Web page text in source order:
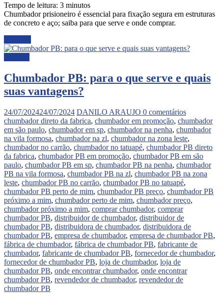
Tempo de leitura: 3 minutos
Chumbador prisioneiro é essencial para fixação segura em estruturas
de concreto e aço; saiba para que serve e onde comprar.
Chumbador PB: para o que serve e quais
suas vantagens?
24/07/202424/07/2024 DANILO ARAUJO 0 comentários
chumbador direto da fabrica, chumbador em promoção, chumbador
em são paulo, chumbador em sp, chumbador na penha, chumbador
na vila formosa, chumbador na zl, chumbador na zona leste,
chumbador no carrão, chumbador no tatuapé, chumbador PB direto
da fabrica, chumbador PB em promoção, chumbador PB em são
paulo, chumbador PB em sp, chumbador PB na penha, chumbador
PB na vila formosa, chumbador PB na zl, chumbador PB na zona
leste, chumbador PB no carrão, chumbador PB no tatuapé,
chumbador PB perto de mim, chumbador PB preço, chumbador PB
próximo a mim, chumbador perto de mim, chumbador preço,
chumbador próximo a mim, comprar chumbador, comprar
chumbador PB, distribuidor de chumbador, distribuidor de
chumbador PB, distribuidora de chumbador, distribuidora de
chumbador PB, empresa de chumbador, empresa de chumbador PB,
fábrica de chumbador, fábrica de chumbador PB, fabricante de
chumbador, fabricante de chumbador PB, fornecedor de chumbador,
fornecedor de chumbador PB, loja de chumbador, loja de
chumbador PB, onde encontrar chumbador, onde encontrar
chumbador PB, revendedor de chumbador, revendedor de
chumbador PB